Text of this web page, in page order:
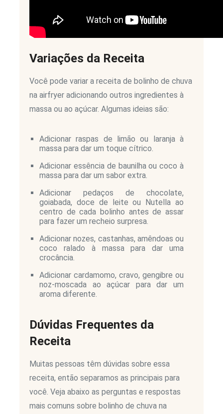
Variações da Receita
Você pode variar a receita de bolinho de chuva
na airfryer adicionando outros ingredientes à
massa ou ao açúcar. Algumas ideias são:
Adicionar raspas de limão ou laranja à
massa para dar um toque cítrico.
Adicionar essência de baunilha ou coco à
massa para dar um sabor extra.
Adicionar pedaços de chocolate,
goiabada, doce de leite ou Nutella ao
centro de cada bolinho antes de assar
para fazer um recheio surpresa.
Adicionar nozes, castanhas, amêndoas ou
coco ralado à massa para dar uma
crocância.
Adicionar cardamomo, cravo, gengibre ou
noz-moscada ao açúcar para dar um
aroma diferente.
Dúvidas Frequentes da
Receita
Muitas pessoas têm dúvidas sobre essa
receita, então separamos as principais para
você. Veja abaixo as perguntas e respostas
mais comuns sobre bolinho de chuva na